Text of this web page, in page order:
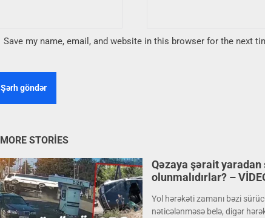
Save my name, email, and website in this browser for the next
MORE STORIES
Qəzaya şərait
olunmalıdırlar? –
Yol hərəkəti zamanı bəzi
nəticələnməsə belə, digər